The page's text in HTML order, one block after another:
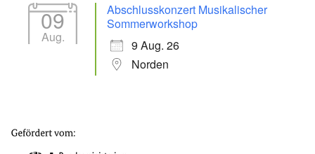
09
Aug.
Abschlusskonzert Musikalischer
Sommerworkshop
9 Aug. 26
Norden